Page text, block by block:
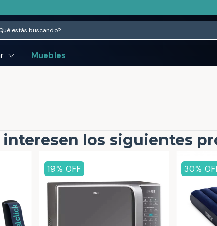
Muebles
interesen los siguientes
19% OFF 30%